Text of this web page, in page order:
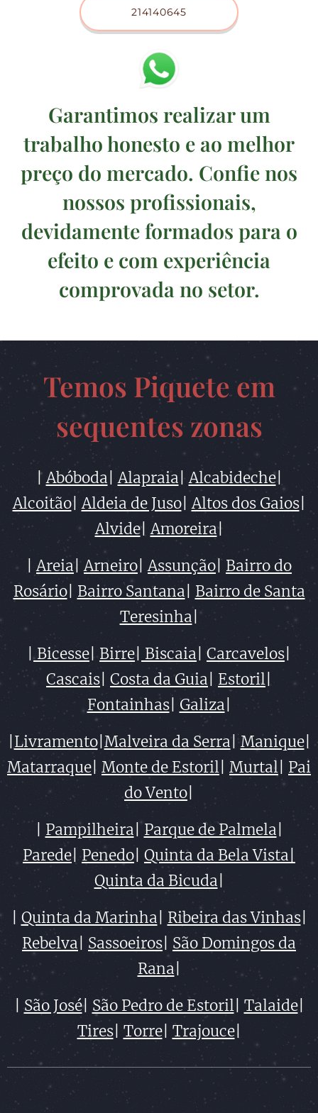
214140645
Garantimos realizar um
trabalho honesto e ao melhor
preço do mercado. Confie nos
nossos profissionais,
devidamente formados para o
efeito e com experiência
comprovada no setor.
Temos Piquete em
sequentes zonas
|Abóboda |Alapraia |Alcabideche|
Alcoitão|Aldeia de Juso|Altos dos Gaios|
Alvide|Amoreira|
|Areia |Arneiro |Assunção Bairro do
Rosário| Bairro Santana
Bairro de Santa
Teresinha
Bicesse Birre| Biscaia Carcavelos
Cascais Costa da Guia Estoril
Fontainhas| Galiza
Livramento| Malveira da Serra|Manique|
Matarraque| Monte de Estoril Murtal Pai
do Vento
Pampilheira Parque de Palmela
Parede|Penedo Quinta da Bela Vista|
Quinta da Bicuda
Quinta da Marinha Ribeira das Vinhas|
Rebelva
Sassoeiros São Domingos da
Rana|
|São José| São Pedro de Estoril| Talaide|
Tires| Torre| Trajouce|